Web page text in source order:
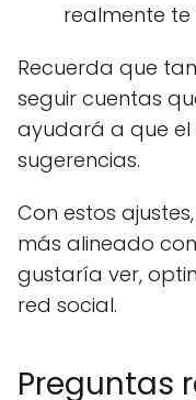
realmente te
Recuerda que
seguir cuentas
ayudará a que
sugerencias.
Con estos
más alineado
gustaría ver,
red social.
Preguntas